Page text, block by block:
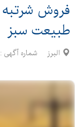
طبیعت سبز
البرز شماره آگهی :